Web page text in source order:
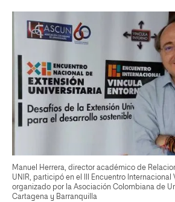
Manuel Herrera, director académico de
UNIR, participó en el III Encuentro Internacional
organizado por la Asociación Colombiana de
Cartagena y Barranquilla